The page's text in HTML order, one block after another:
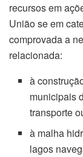
recursos em
União se em
comprovada a
relacionada:
à
municipais
transporte
à malha
lagos